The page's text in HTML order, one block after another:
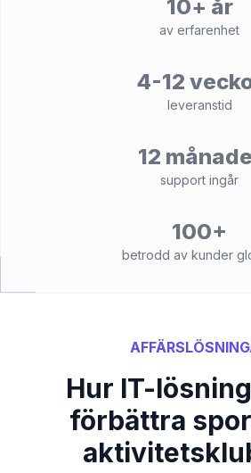
10+ år
av erfarenhet
4-12
leveranstid
12
support ingår
100+
betrodd av kunder
Hur IT-
förbättra